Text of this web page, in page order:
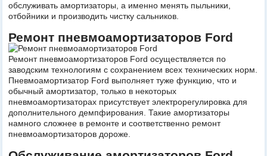
обслуживать амортизаторы, а именно менять пыльники,
отбойники и производить чистку сальников.
Ремонт пневмоамортизаторов Ford
Ремонт пневмоамортизаторов Ford осуществляется по
заводским технологиям с сохранением всех технических норм.
Пневмоамортизатор Ford выполняет туже функцию, что и
обычный амортизатор, только в некоторых
пневмоамортизаторах присутствует электрорегулировка для
дополнительного демпфирования. Такие амортизаторы
намного сложнее в ремонте и соответственно ремонт
пневмоамортизаторов дороже.